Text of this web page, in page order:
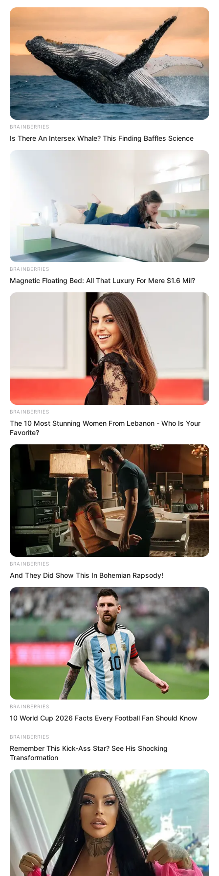
HOME
INSPIRASI
STYLE
FILM &
SERIES
NGAKAK
QUOTES
HYPE
MORE
Pemandi Jenazah
8.5 /10 (1 Votes)
Edit
Mulai 22 Februai 2024, pemirsa bisa menikmati tayangan film
horor berjudul
Pemandi Jenazahdi bioskop terdekat.
Aktris sekaligus atlet taekwondo,
Aghniny Haquekembali
menjadi pemeran utama dalam film bergenre horor. Ia pernah
sukses dengan film berjudulMalam Para Jahanam(2023).
Ia ditemani oleh Djenar Maesa Ayu yang pernah berperan dalam
BRAINBERRIES
Is There An Intersex Whale? This Finding Baffles Science
BRAINBERRIES
Magnetic Floating Bed: All That Luxury For Mere $1.6 Mil?
BRAINBERRIES
The 10 Most Stunning Women From Lebanon - Who Is Your
Favorite?
BRAINBERRIES
And They Did Show This In Bohemian Rapsody!
BRAINBERRIES
10 World Cup 2026 Facts Every Football Fan Should Know
BRAINBERRIES
Remember This Kick-Ass Star? See His Shocking
Transformation